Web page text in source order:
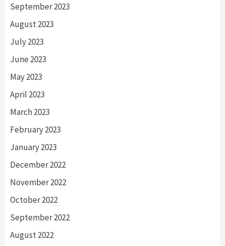
September 2023
August 2023
July 2023
June 2023
May 2023
April 2023
March 2023
February 2023
January 2023
December 2022
November 2022
October 2022
September 2022
August 2022